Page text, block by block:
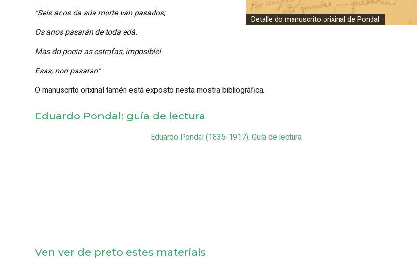
Detalle do manuscrito orixinal de Pondal
"Seis anos da súa morte van pasados;
Os anos pasarán de toda edá.
Mas do poeta as estrofas, imposible!
Esas, non pasarán"
O manuscrito orixinal tamén está exposto nesta mostra bibliográfica.
Eduardo Pondal: guía de lectura
Eduardo Pondal (1835-1917). Guía de lectura
Ven ver de preto estes materiais